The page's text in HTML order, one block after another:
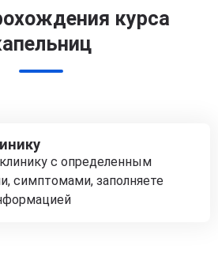
курса
с определенным
симптомами, заполняете